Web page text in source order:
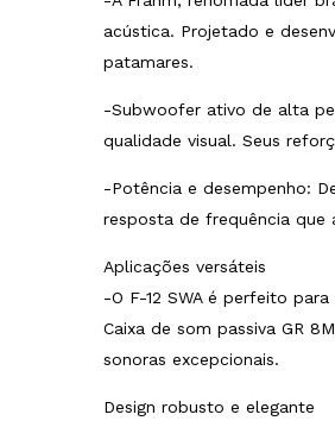
acústica. Projetado e
patamares.
-Subwoofer ativo de alta
qualidade visual. Seus
-Potência e desempenho:
resposta de frequência que
Aplicações versáteis
-O F-12 SWA é perfeito
Caixa de som passiva GR
sonoras excepcionais.
Design robusto e elegante